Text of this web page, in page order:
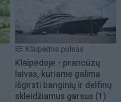
Klaipėdos pulsas
Klaipėdoje - prancūzų
laivas, kuriame galima
išgirsti banginių ir delfinų
skleidžiamus garsus (1)